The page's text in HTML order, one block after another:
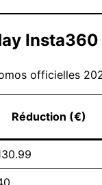
officielles
Réduction (€)